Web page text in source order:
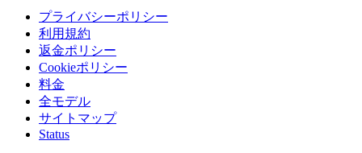
プライバシーポリシー
利用規約
返金ポリシー
Cookieポリシー
料金
全モデル
サイトマップ
Status